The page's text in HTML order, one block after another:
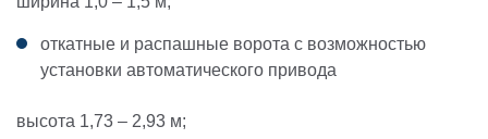
откатные и распашные ворота с возможностью
установки автоматического привода
высота 1,73 – 2,93 м;